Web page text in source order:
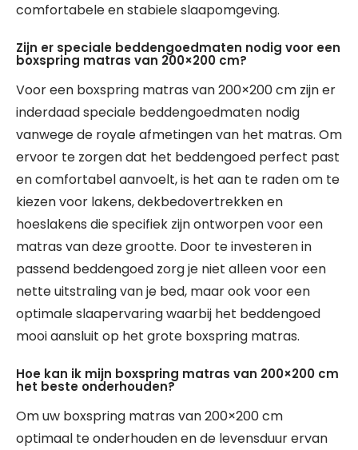
comfortabele en stabiele slaapomgeving.
Zijn er speciale beddengoedmaten nodig voor een
boxspring matras van 200×200 cm?
Voor een boxspring matras van 200×200 cm zijn er
inderdaad speciale beddengoedmaten nodig
vanwege de royale afmetingen van het matras. Om
ervoor te zorgen dat het beddengoed perfect past
en comfortabel aanvoelt, is het aan te raden om te
kiezen voor lakens, dekbedovertrekken en
hoeslakens die specifiek zijn ontworpen voor een
matras van deze grootte. Door te investeren in
passend beddengoed zorg je niet alleen voor een
nette uitstraling van je bed, maar ook voor een
optimale slaapervaring waarbij het beddengoed
mooi aansluit op het grote boxspring matras.
Hoe kan ik mijn boxspring matras van 200×200 cm
het beste onderhouden?
Om uw boxspring matras van 200×200 cm
optimaal te onderhouden en de levensduur ervan